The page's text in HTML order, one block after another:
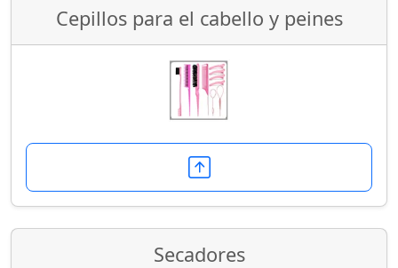
Cepillos para el cabello y peines
Secadores